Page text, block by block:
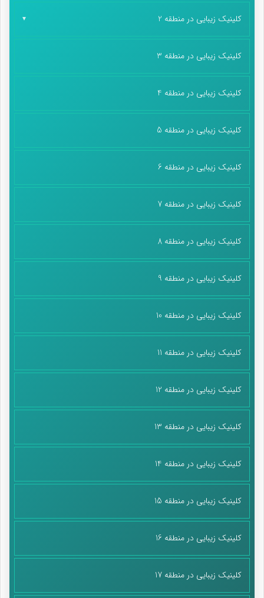
کلینیک زیبایی در منطقه 2
کلینیک زیبایی در منطقه 3
کلینیک زیبایی در منطقه 4
کلینیک زیبایی در منطقه 5
کلینیک زیبایی در منطقه 6
کلینیک زیبایی در منطقه 7
کلینیک زیبایی در منطقه 8
کلینیک زیبایی در منطقه 9
کلینیک زیبایی در منطقه 10
کلینیک زیبایی در منطقه 11
کلینیک زیبایی در منطقه 12
کلینیک زیبایی در منطقه 13
کلینیک زیبایی در منطقه 14
کلینیک زیبایی در منطقه 15
کلینیک زیبایی در منطقه 16
کلینیک زیبایی در منطقه 17